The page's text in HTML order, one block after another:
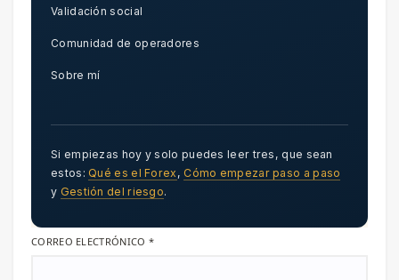
Validación social
Comunidad de operadores
Sobre mí
Si empiezas hoy y solo puedes leer tres, que sean
estos:Qué es el Forex ,Cómo empezar paso a paso
y Gestión del riesgo.
CORREO ELECTRÓNICO *